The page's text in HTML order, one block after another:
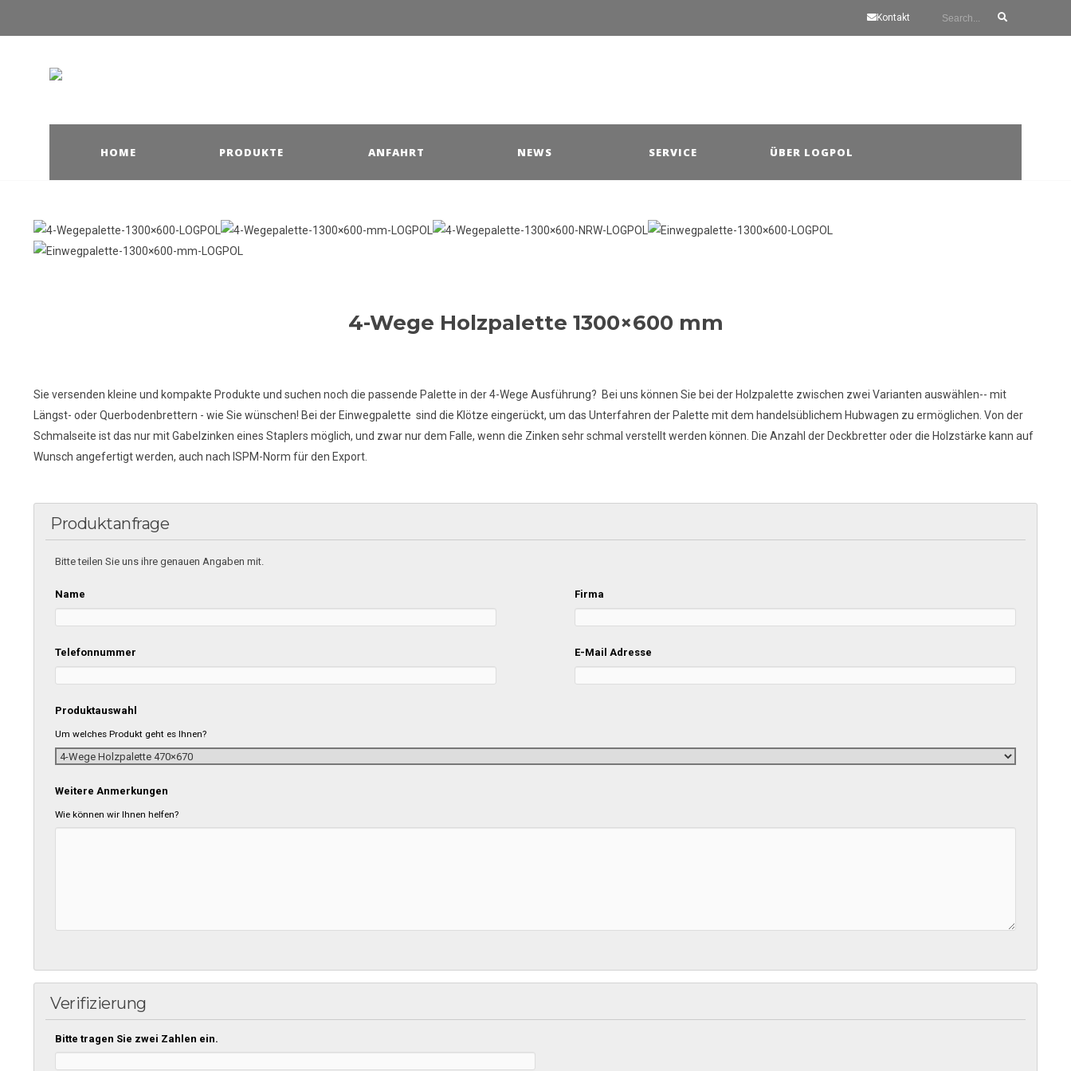
Kontakt
HOME PRODUKTE ANFAHRT NEWS SERVICE ÜBER LOGPOL
4-Wege Holzpalette 1300×600 mm
Sie versenden kleine und kompakte Produkte und suchen noch die passende Palette in der 4-Wege Ausführung? Bei uns können Sie bei der Holzpalette zwischen zwei Varianten auswählen-- mit
Längst- oder Querbodenbrettern - wie Sie wünschen! Bei der Einwegpalette sind die Klötze eingerückt, um das Unterfahren der Palette mit dem handelsüblichem Hubwagen zu ermöglichen. Von der
Schmalseite ist das nur mit Gabelzinken eines Staplers möglich, und zwar nur dem Falle, wenn die Zinken sehr schmal verstellt werden können. Die Anzahl der Deckbretter oder die Holzstärke kann auf
Wunsch angefertigt werden, auch nach ISPM-Norm für den Export.
Produktanfrage
Bitte teilen Sie uns ihre genauen Angaben mit.
Name Firma
Telefonnummer E-Mail Adresse
Produktauswahl
Um welches Produkt geht es Ihnen?
Weitere Anmerkungen
Wie können wir Ihnen helfen?
Verifizierung
Bitte tragen Sie zwei Zahlen ein.